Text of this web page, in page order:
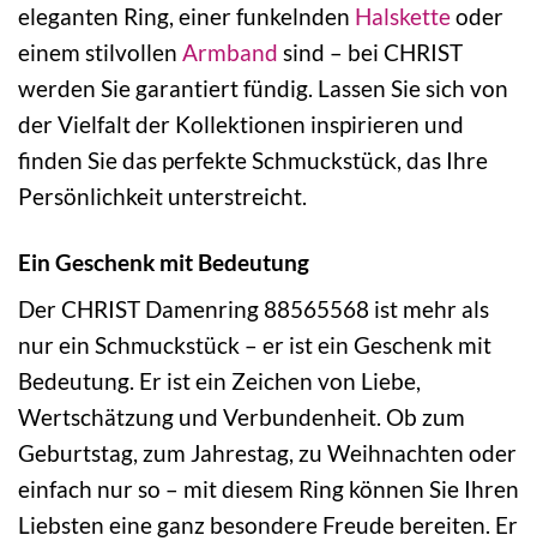
eleganten Ring, einer funkelnden Halsketteoder
einem stilvollen Armband sind – bei CHRIST
werden Sie garantiert fündig. Lassen Sie sich von
der Vielfalt der Kollektionen inspirieren und
finden Sie das perfekte Schmuckstück, das Ihre
Persönlichkeit unterstreicht.
Ein Geschenk mit Bedeutung
Der CHRIST Damenring 88565568 ist mehr als
nur ein Schmuckstück – er ist ein Geschenk mit
Bedeutung. Er ist ein Zeichen von Liebe,
Wertschätzung und Verbundenheit. Ob zum
Geburtstag, zum Jahrestag, zu Weihnachten oder
einfach nur so – mit diesem Ring können Sie Ihren
Liebsten eine ganz besondere Freude bereiten. Er